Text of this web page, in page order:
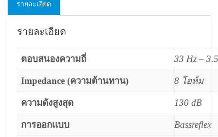
รายละเอียด
รายละเอียด
ตอบสนองความถี่ 33 Hz –
Impedance (ความต้านทาน) 8 โอห์ม
ความดังสูงสุด 130 dB
การออกเเบบ Bassreflex